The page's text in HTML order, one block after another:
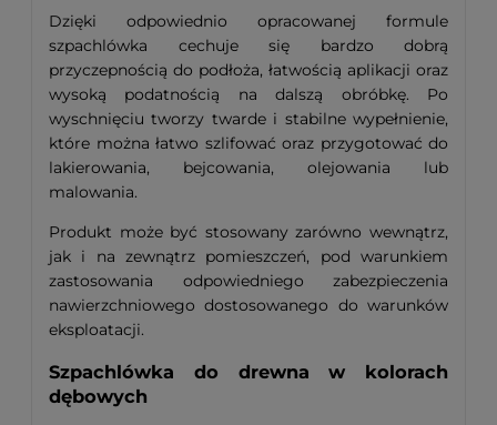
Dzięki odpowiednio opracowanej formule
szpachlówka cechuje się bardzo dobrą
przyczepnością do podłoża, łatwością aplikacji oraz
wysoką podatnością na dalszą obróbkę. Po
wyschnięciu tworzy twarde i stabilne wypełnienie,
które można łatwo szlifować oraz przygotować do
lakierowania, bejcowania, olejowania lub
malowania.
Produkt może być stosowany zarówno wewnątrz,
jak i na zewnątrz pomieszczeń, pod warunkiem
zastosowania odpowiedniego zabezpieczenia
nawierzchniowego dostosowanego do warunków
eksploatacji.
Szpachlówka do drewna w kolorach
dębowych